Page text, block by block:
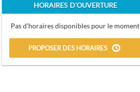
HORAIRES D'OUVERTURE
Pas d'horaires disponibles pour le moment
PROPOSER DES HORAIRES